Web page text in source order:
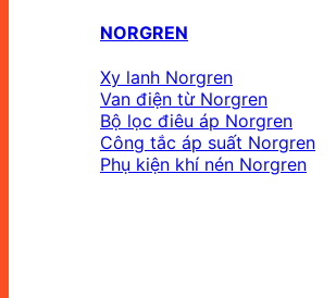
NORGREN
Xy lanh Norgren
Van điện từ Norgren
Bộ lọc điêu áp Norgren
Công tắc áp suất Norgren
Phụ kiện khí nén Norgren